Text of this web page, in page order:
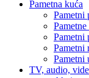
Pametna kuća
Pametni
Pametni
Pametni
Pametni
TV, audio,